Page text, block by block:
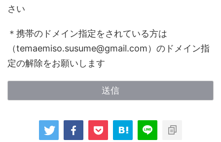
さい
＊携帯のドメイン指定をされている方は
（temaemiso.susume@gmail.com）のドメイン指
定の解除をお願いします